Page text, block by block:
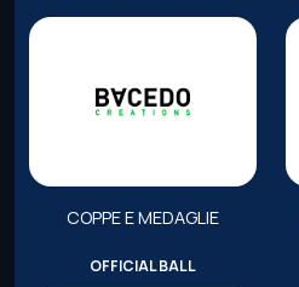
COPPE E MEDAGLIE
OFFICIAL BALL